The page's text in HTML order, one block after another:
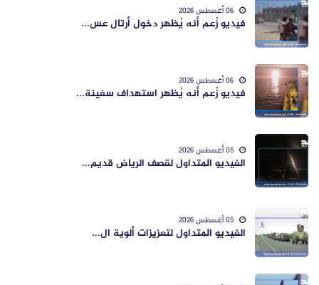
فيديو زُعم أنه يُظهر دخول أرتال عس...
فيديو زُعم أنه يُظهر استهداف سفينة...
الفيديو المتداول لقصف الرياض قديم...
الفيديو المتداول لتعزيزات ألوية ال...